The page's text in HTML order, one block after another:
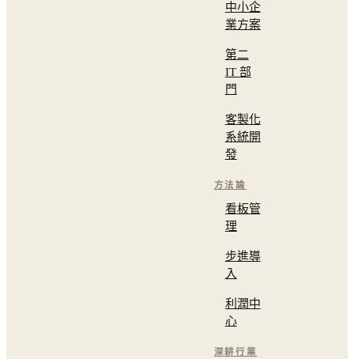
中小企
業方案
第二
IT 部
門
客製化
系統開
發
方法論
看板管
理
步進導
入
利潤中
心
深耕行業